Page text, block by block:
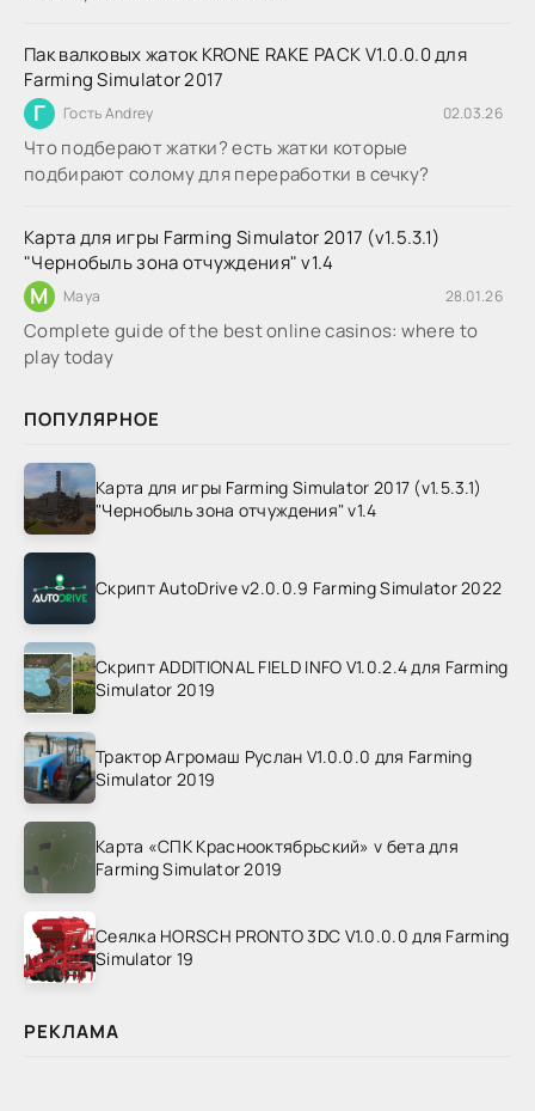
Пак валковых жаток KRONE RAKE PACK V1.0.0.0 для
Farming Simulator 2017
Г Гость Andrey 02.03.26
Что подберают жатки? есть жатки которые
подбирают солому для переработки в сечку?
Карта для игры Farming Simulator 2017 (v1.5.3.1)
"Чернобыль зона отчуждения" v1.4
M Maya 28.01.26
Complete guide of the best online casinos: where to
play today
ПОПУЛЯРНОЕ
Карта для игры Farming Simulator 2017 (v1.5.3.1)
"Чернобыль зона отчуждения" v1.4
Скрипт AutoDrive v2.0.0.9 Farming Simulator 2022
Скрипт ADDITIONAL FIELD INFO V1.0.2.4 для Farming
Simulator 2019
Трактор Агромаш Руслан V1.0.0.0 для Farming
Simulator 2019
Карта «СПК Краснооктябрьский» v бета для
Farming Simulator 2019
Сеялка HORSCH PRONTO 3DC V1.0.0.0 для Farming
Simulator 19
РЕКЛАМА